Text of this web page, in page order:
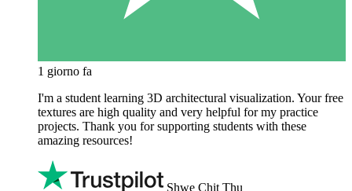
1 giorno fa
I'm a student learning 3D architectural visualization. Your free
textures are high quality and very helpful for my practice
projects. Thank you for supporting students with these
amazing resources!
Shwe Chit Thu